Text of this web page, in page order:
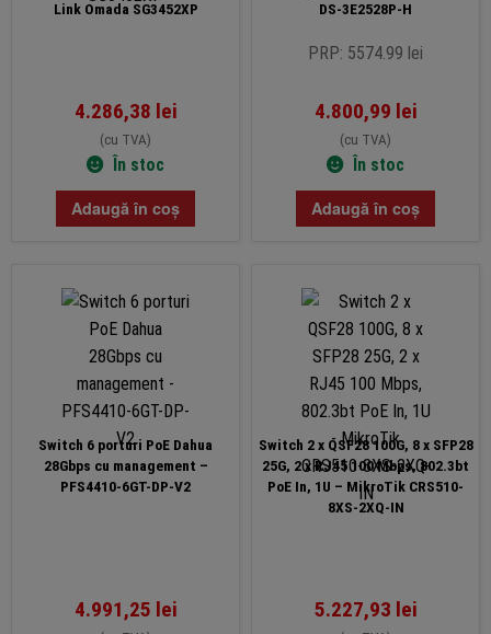
Link Omada SG3452XP
4.286,38 lei
(cu TVA)
În stoc
Adaugă în coș
DS-3E2528P-H
PRP: 5574.99 lei
4.800,99 lei
(cu TVA)
În stoc
Adaugă în coș
Switch 6 porturi PoE Dahua
28Gbps cu management –
PFS4410-6GT-DP-V2
4.991,25 lei
Switch 2 x QSF28 100G, 8 x SFP28
25G, 2 x RJ45 100 Mbps, 802.3bt
PoE In, 1U – MikroTik CRS510-
8XS-2XQ-IN
5.227,93 lei